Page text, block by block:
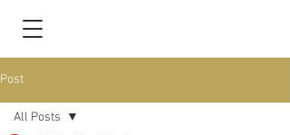
Post
All Posts